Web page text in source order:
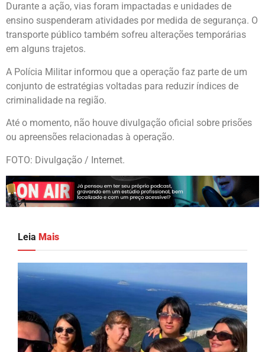
Durante a ação, vias foram impactadas e unidades de
ensino suspenderam atividades por medida de segurança. O
transporte público também sofreu alterações temporárias
em alguns trajetos.
A Polícia Militar informou que a operação faz parte de um
conjunto de estratégias voltadas para reduzir índices de
criminalidade na região.
Até o momento, não houve divulgação oficial sobre prisões
ou apreensões relacionadas à operação.
FOTO: Divulgação / Internet.
Leia Mais